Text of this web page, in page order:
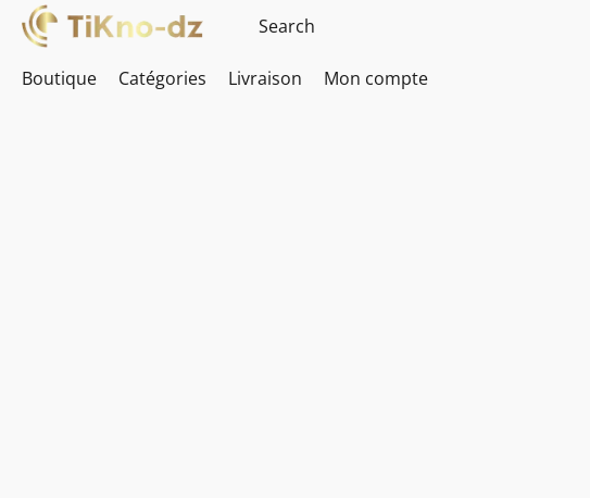
Boutique Catégories Livraison Mon compte